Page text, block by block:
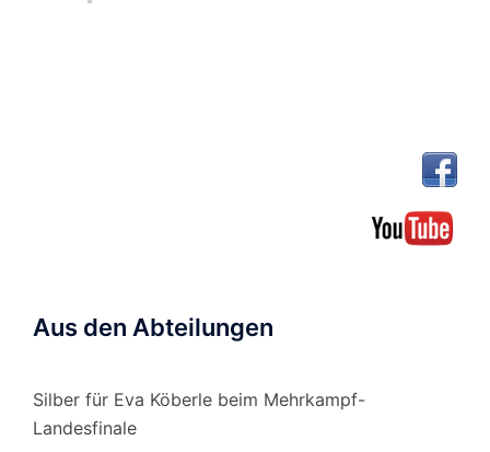
Aus den Abteilungen
Silber für Eva Köberle beim Mehrkampf-
Landesfinale